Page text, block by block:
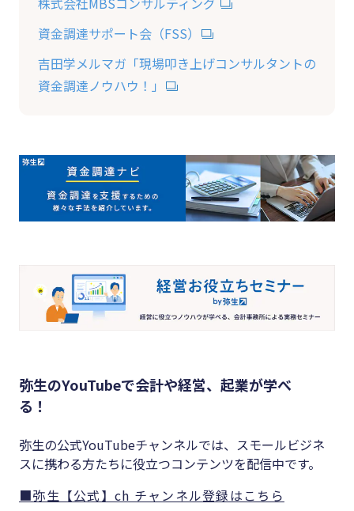
資金調達サポート会（FSS）
吉田学メルマガ「現場叩き上げコンサルタントの
資金調達ノウハウ！」
弥生のYouTubeで会計や経営、起業が学べ
る！
弥生の公式YouTubeチャンネルでは、スモールビジネ
スに携わる方たちに役立つコンテンツを配信中です。
■弥生【公式】ch チャンネル登録はこちら